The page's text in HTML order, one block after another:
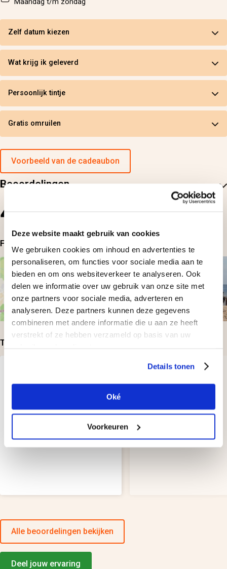
Deze website maakt gebruik van cookies
We gebruiken cookies om inhoud en advertenties te
personaliseren, om functies voor sociale media aan te
bieden en om ons websiteverkeer te analyseren. Ook
delen we informatie over uw gebruik van onze site met
onze partners voor sociale media, adverteren en
analyseren. Deze partners kunnen deze gegevens
combineren met andere informatie die u aan ze heeft
verstrekt of ze hebben verzameld op basis van uw
Details tonen
Oké
Voorkeuren
Maandag t/m zondag
Zelf datum kiezen
Wat krijg ik geleverd
Persoonlijk tintje
Gratis omruilen
Voorbeeld van de cadeaubon
Beoordelingen
4.5
Foto's bij beoordelingen
Top-beoordelingen
kan wel schrijven, maar ik weeg
Geplaatst door:
Top!
Alle beoordelingen bekijken
Deel jouw ervaring